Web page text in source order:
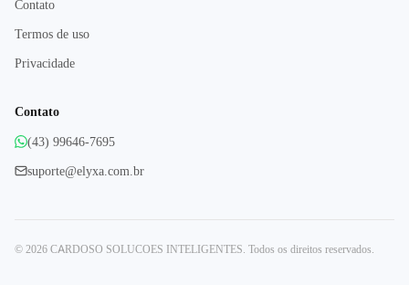
Contato
Termos de uso
Privacidade
Contato
(43) 99646-7695
suporte@elyxa.com.br
© 2026 CARDOSO SOLUCOES INTELIGENTES. Todos os direitos reservados.